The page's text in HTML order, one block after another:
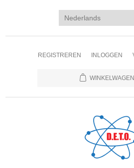
REGISTREREN INLOGGEN
WINKELWAGEN